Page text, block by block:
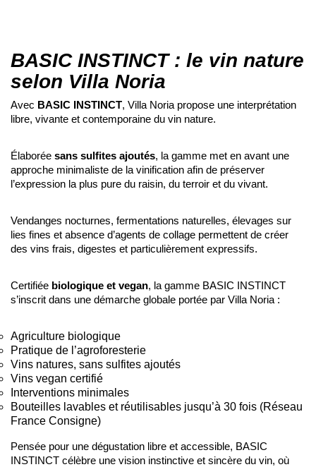
BASIC INSTINCT : le vin nature
selon Villa Noria
Avec BASIC INSTINCT, Villa Noria propose une interprétation
libre, vivante et contemporaine du vin nature.
Élaborée sans sulfites ajoutés, la gamme met en avant une
approche minimaliste de la vinification afin de préserver
l’expression la plus pure du raisin, du terroir et du vivant.
Vendanges nocturnes, fermentations naturelles, élevages sur
lies fines et absence d’agents de collage permettent de créer
des vins frais, digestes et particulièrement expressifs.
Certifiée biologique et vegan, la gamme BASIC INSTINCT
s’inscrit dans une démarche globale portée par Villa Noria :
Agriculture biologique
Pratique de l’agroforesterie
Vins natures, sans sulfites ajoutés
Vins vegan certifié
Interventions minimales
Bouteilles lavables et réutilisables jusqu’à 30 fois (Réseau
France Consigne)
Pensée pour une dégustation libre et accessible, BASIC
INSTINCT célèbre une vision instinctive et sincère du vin, où